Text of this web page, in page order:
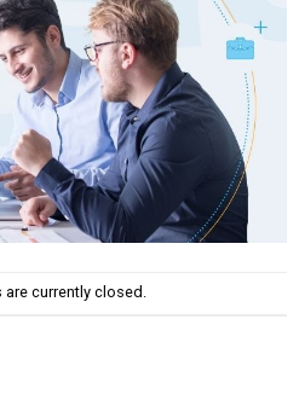
currently closed.